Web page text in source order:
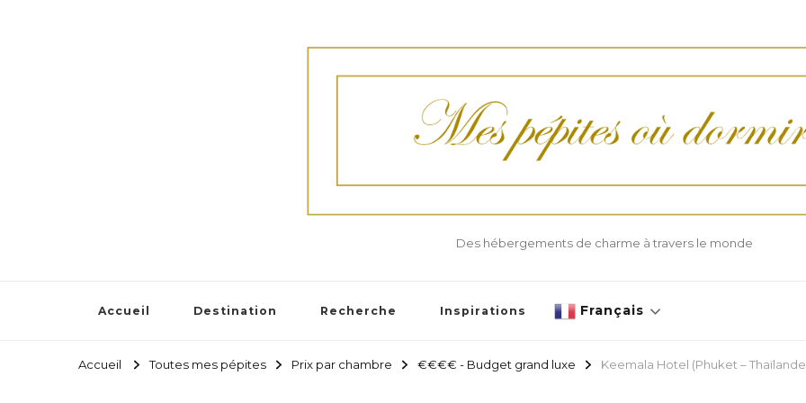
Des hébergements de charme à travers le monde
Accueil Destination Recherche Inspirations Français
Accueil Toutes mes pépites Prix par chambre €€€€ - Budget grand luxe Keemala Hotel (Phuket –